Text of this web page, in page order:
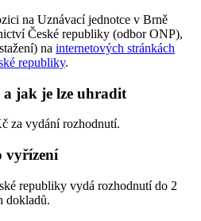
na Uznávací jednotce v Brně
České republiky (odbor ONP),
na internetových stránkách
republiky.
jak je lze uhradit
za vydání rozhodnutí.
vyřízení
republiky vydá rozhodnutí do 2
dokladů.